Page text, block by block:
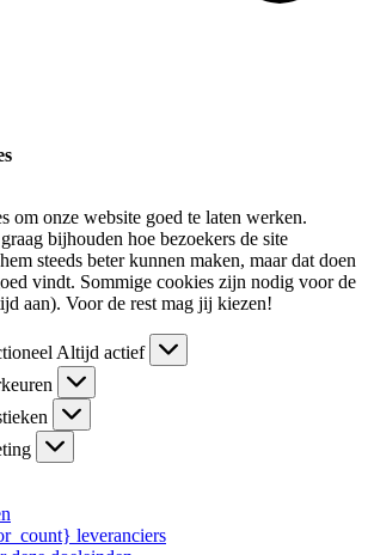
om onze website goed te laten werken.
bijhouden hoe bezoekers de site
steeds beter kunnen maken, maar dat doen
vindt. Sommige cookies zijn nodig voor de
aan). Voor de rest mag jij kiezen!
Altijd actief
leveranciers